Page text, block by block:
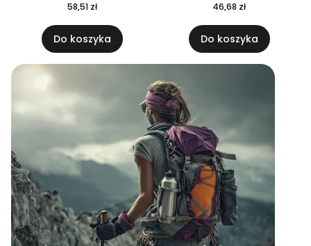
58,51 zł
Do koszyka
46,68 zł
Do koszyka